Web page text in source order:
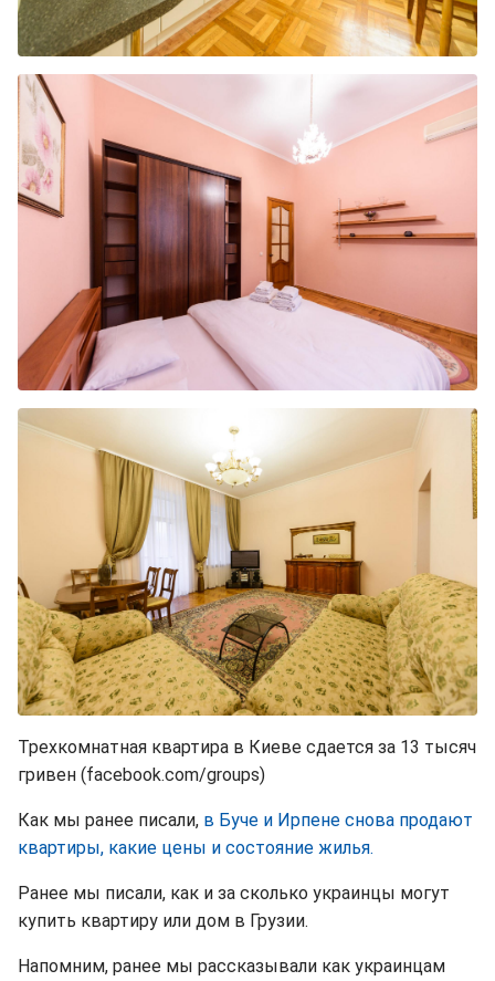
Трехкомнатная квартира в Киеве сдается за 13 тысяч
гривен (facebook.com/groups)
Как мы ранее писали, в Буче и Ирпене снова продают
квартиры, какие цены и состояние жилья.
Ранее мы писали, как и за сколько украинцы могут
купить квартиру или дом в Грузии.
Напомним, ранее мы рассказывали как украинцам